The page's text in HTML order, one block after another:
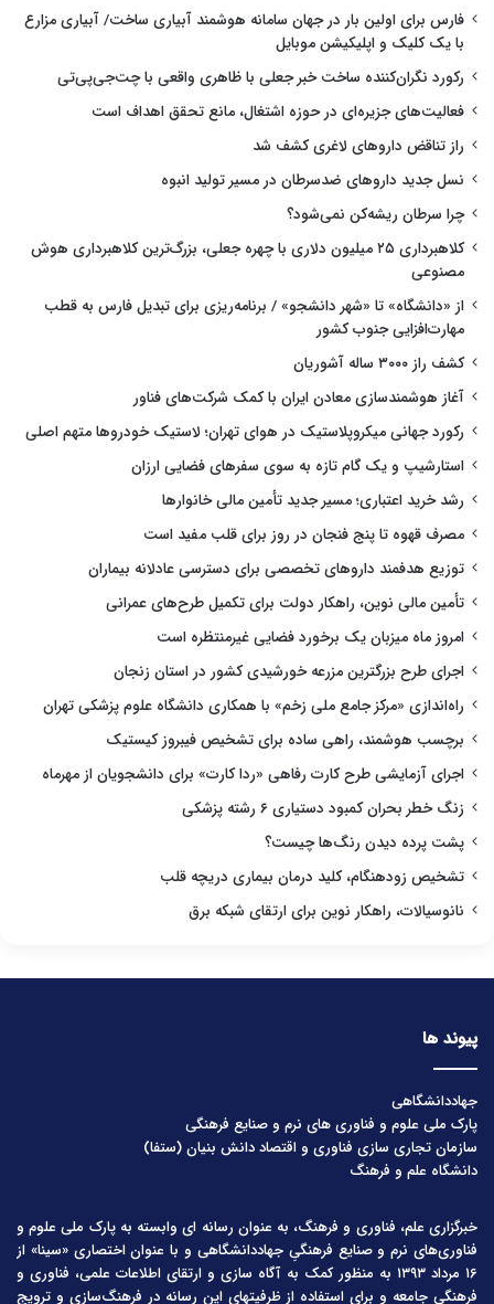
فارس برای اولین بار در جهان سامانه هوشمند آبیاری ساخت/ آبیاری مزارع
با یک کلیک و اپلیکیشن موبایل
رکورد نگران‌کننده ساخت خبر جعلی با ظاهری واقعی با چت‌جی‌پی‌تی
فعالیت‌های جزیره‌ای در حوزه اشتغال، مانع تحقق اهداف است
راز تناقض داروهای لاغری کشف شد
نسل جدید داروهای ضدسرطان در مسیر تولید انبوه
چرا سرطان ریشه‌کن نمی‌شود؟
کلاهبرداری ۲۵ میلیون دلاری با چهره جعلی، بزرگ‌ترین کلاهبرداری هوش
مصنوعی
از «دانشگاه» تا «شهر دانشجو» / برنامه‌ریزی برای تبدیل فارس به قطب
مهارت‌افزایی جنوب کشور
کشف راز ۳۰۰۰ ساله آشوریان
آغاز هوشمندسازی معادن ایران با کمک شرکت‌های فناور
رکورد جهانی میکروپلاستیک در هوای تهران؛ لاستیک خودروها متهم اصلی
استارشیپ و یک گام تازه به سوی سفرهای فضایی ارزان
رشد خرید اعتباری؛ مسیر جدید تأمین مالی خانوارها
مصرف قهوه تا پنج فنجان در روز برای قلب مفید است
توزیع هدفمند داروهای تخصصی برای دسترسی عادلانه بیماران
تأمین مالی نوین، راهکار دولت برای تکمیل طرح‌های عمرانی
امروز ماه میزبان یک برخورد فضایی غیرمنتظره است
اجرای طرح بزرگترین مزرعه خورشیدی کشور در استان زنجان
راه‌اندازی «مرکز جامع ملی زخم» با همکاری دانشگاه علوم پزشکی تهران
برچسب هوشمند، راهی ساده برای تشخیص فیبروز کیستیک
اجرای آزمایشی طرح کارت رفاهی «ردا کارت» برای دانشجویان از مهرماه
زنگ خطر بحران کمبود دستیاری ۶ رشته پزشکی
پشت پرده دیدن رنگ‌ها چیست؟
تشخیص زودهنگام، کلید درمان بیماری دریچه قلب
نانوسیالات، راهکار نوین برای ارتقای شبکه برق
پیوند ها
جهاددانشگاهی
پارک ملی علوم و فناوری های نرم و صنایع فرهنگی
سازمان تجاری سازی فناوری و اقتصاد دانش بنیان (ستفا)
دانشگاه علم و فرهنگ
خبرگزاری علم، فناوری و فرهنگ، به عنوان رسانه ای وابسته به پارک ملی علوم و
فناوری‌های نرم و صنایع فرهنگیِ جهاددانشگاهی و با عنوان اختصاری «سینا» از
۱۶ مرداد ۱۳۹۳ به منظور کمک به آگاه سازی و ارتقای اطلاعات علمی، فناوری و
فرهنگی جامعه و برای استفاده از ظرفیتهای این رسانه در فرهنگ‌سازی و ترویج